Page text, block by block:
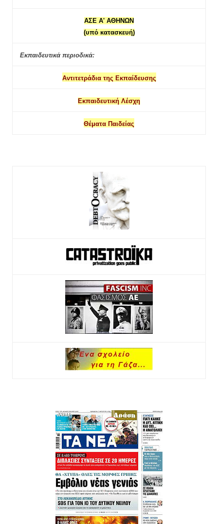
ΑΣΕ Α' ΑΘΗΝΩΝ
(υπό κατασκευή)
Εκπαιδευτικά περιοδικά:
Αντιτετράδια της Εκπαίδευσης
Εκπαιδευτική Λέσχη
Θέματα Παιδείας